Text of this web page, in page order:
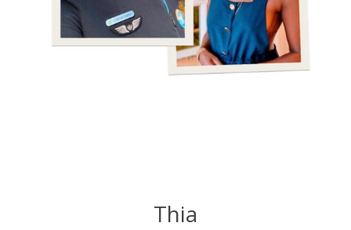
Thia